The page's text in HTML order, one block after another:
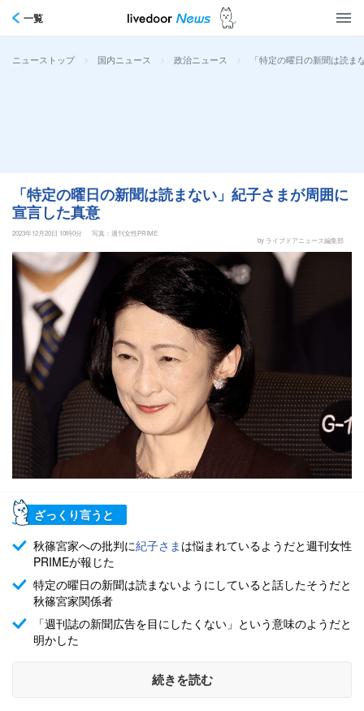
一覧
ニューストップ > 国内ニュース > 政治ニュース > 「特定の曜日の新聞は読
「特定の曜日の新聞は読まない」紀子さまが周囲に
宣言した真意
2023年12月20日 10時0分
写真：週刊女性PRIME
by ライブドアニュース編集部
ざっくり言うと
秋篠宮家への批判に紀子さま は悩まれているようだと週刊女性
PRIMEが報じた
特定の曜日の新聞は読まないようにしていると話したそうだと
秋篠宮家関係者
「週刊誌の新聞広告を目にしたくない」という意味のようだと
明かした
続きを読む